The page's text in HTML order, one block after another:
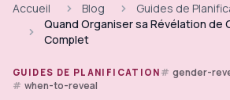
Jeux
Blog
Accueil Blog
Guides de
Quand Organiser sa Révélation de
Complet
GUIDES DE PLANIFICATION
gender-
when-to-reveal